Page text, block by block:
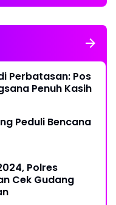
Perbatasan: Pos
Penuh Kasih
Peduli Bencana
Polres
Cek Gudang